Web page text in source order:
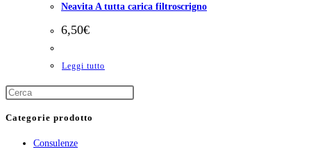
Neavita A tutta carica filtroscrigno
6,50€
Leggi tutto
Categorie prodotto
Consulenze